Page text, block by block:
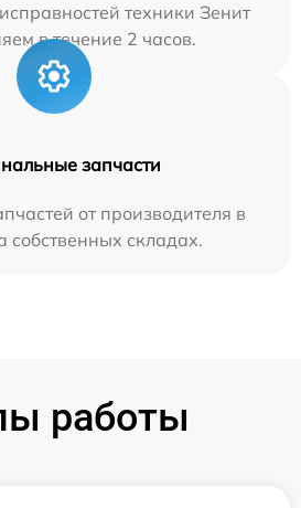
техники Зенит
в течение 2 часов.
запчасти
от производителя в
собственных складах.
работы